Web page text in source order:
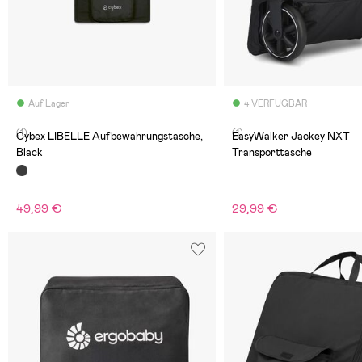
Auf Lager
(1)
Cybex LIBELLE Aufbewahrungstasche,
Black
49,99 €
4 VERFÜGBAR
(1)
EasyWalker Jackey NXT
Transporttasche
29,99 €